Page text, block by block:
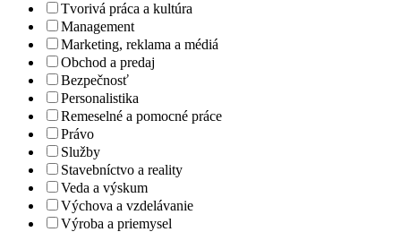
Tvorivá práca a kultúra
Management
Marketing, reklama a médiá
Obchod a predaj
Bezpečnosť
Personalistika
Remeselné a pomocné práce
Právo
Služby
Stavebníctvo a reality
Veda a výskum
Výchova a vzdelávanie
Výroba a priemysel